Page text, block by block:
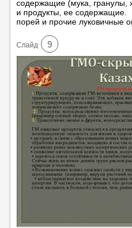
содержащие (мука, гранулы,
и продукты, ее содержащие.
порей и прочие луковичные
Cлайд 9